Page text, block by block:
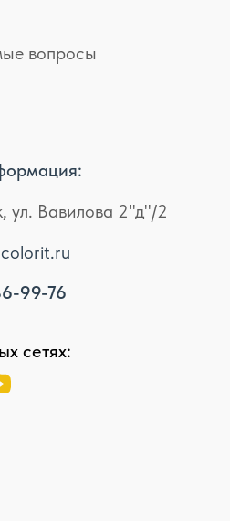
вопросы
ул. Вавилова 2"д"/2
99-76
сетях: